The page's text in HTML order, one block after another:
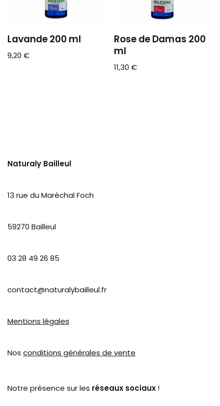
Lavande 200 ml
9,20 €
Rose de Damas 200
ml
11,30€
Naturaly Bailleul
13 rue du Maréchal Foch
59270 Bailleul
03 28 49 26 85
contact@naturalybailleul.fr
Mentions légales
Nos conditions générales de vente
Notre présence sur les réseaux sociaux !